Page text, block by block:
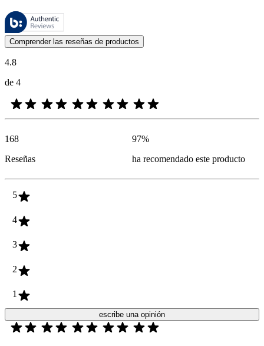
Estas reseñas las gestiona Bazaarvoice y cumplen con la política de
Las opiniones de los clientes en forma de reseñas de productos y
Comprender las reseñas de productos
4.8
de 4
168
Reseñas
97%
ha recomendado este producto
5
4
3
2
1
escribe una opinión